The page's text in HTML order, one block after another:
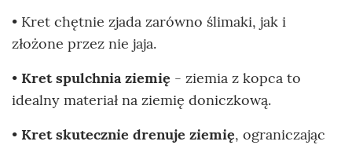
• Kret chętnie zjada zarówno ślimaki, jak i
złożone przez nie jaja.
• Kret spulchnia ziemię - ziemia z kopca to
idealny materiał na ziemię doniczkową.
• Kret skutecznie drenuje ziemię, ograniczając